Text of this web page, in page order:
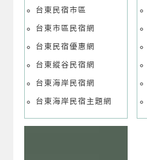
台東民宿市區
台東市區民宿網
台東民宿優惠網
台東縱谷民宿網
台東海岸民宿網
台東海岸民宿主題網